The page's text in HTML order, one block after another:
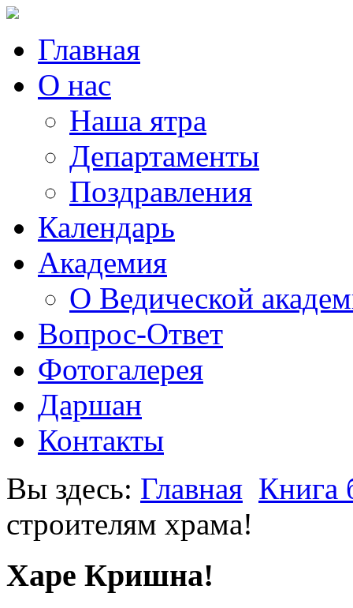
Главная
О нас
Наша ятра
Департаменты
Поздравления
Календарь
Академия
О Ведической
Вопрос-Ответ
Фотогалерея
Даршан
Контакты
Вы здесь: Главная Книга
строителям храма!
Харе Кришна!